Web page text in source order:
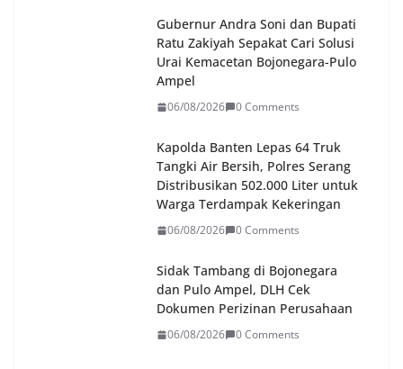
Gubernur Andra Soni dan Bupati
Ratu Zakiyah Sepakat Cari Solusi
Urai Kemacetan Bojonegara-Pulo
Ampel
06/08/2026 0 Comments
Kapolda Banten Lepas 64 Truk
Tangki Air Bersih, Polres Serang
Distribusikan 502.000 Liter untuk
Warga Terdampak Kekeringan
06/08/2026 0 Comments
Sidak Tambang di Bojonegara
dan Pulo Ampel, DLH Cek
Dokumen Perizinan Perusahaan
06/08/2026 0 Comments